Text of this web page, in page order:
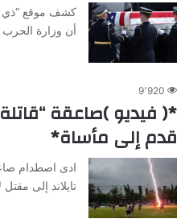
كشف موقع “ذي
أن وزارة الحرب
9٬920
*( فيديو )صاعقة
قدم إلى مأساة*
ادى اصطدام
تايلاند إلى